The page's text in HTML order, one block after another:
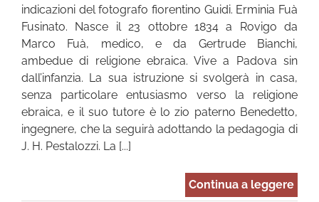
indicazioni del fotografo fiorentino Guidi. Erminia Fuà
Fusinato. Nasce il 23 ottobre 1834 a Rovigo da
Marco Fuà, medico, e da Gertrude Bianchi,
ambedue di religione ebraica. Vive a Padova sin
dall’infanzia. La sua istruzione si svolgerà in casa,
senza particolare entusiasmo verso la religione
ebraica, e il suo tutore è lo zio paterno Benedetto,
ingegnere, che la seguirà adottando la pedagogia di
J. H. Pestalozzi. La [...]
Continua a leggere